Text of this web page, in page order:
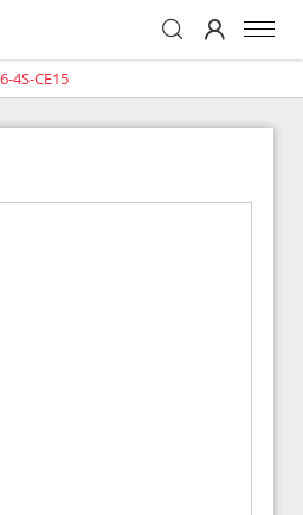
4S-CE15